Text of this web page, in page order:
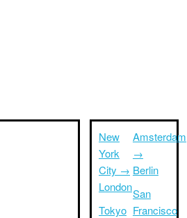
New
York
City →
London
Tokyo
Amsterdam
→
Berlin
San
Francisco